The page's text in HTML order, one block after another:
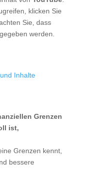
klicken Sie
Sie, dass
werden.
Inhalte
Grenzen
ist,
Grenzen kennt,
bessere